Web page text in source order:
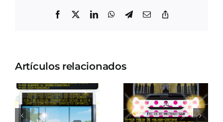
Facebook LinkedInWhatsApp
Telegram
Correo
Artículos relacionados